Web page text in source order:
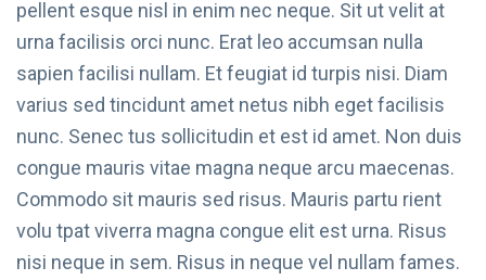
pellent esque nisl in enim nec neque. Sit ut velit at
urna facilisis orci nunc. Erat leo accumsan nulla
sapien facilisi nullam. Et feugiat id turpis nisi. Diam
varius sed tincidunt amet netus nibh eget facilisis
nunc. Senec tus sollicitudin et est id amet. Non duis
congue mauris vitae magna neque arcu maecenas.
Commodo sit mauris sed risus. Mauris partu rient
volu tpat viverra magna congue elit est urna. Risus
nisi neque in sem. Risus in neque vel nullam fames.